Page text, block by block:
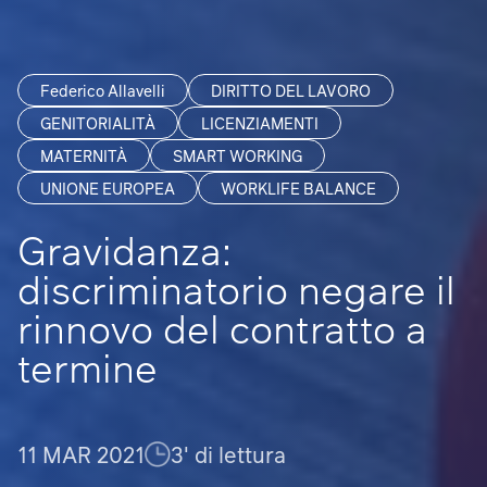
Federico Allavelli
DIRITTO DEL LAVORO
GENITORIALITÀ
LICENZIAMENTI
MATERNITÀ
SMART WORKING
UNIONE EUROPEA
WORKLIFE BALANCE
Gravidanza:
discriminatorio negare il
rinnovo del contratto a
termine
11 MAR 2021 3' di lettura